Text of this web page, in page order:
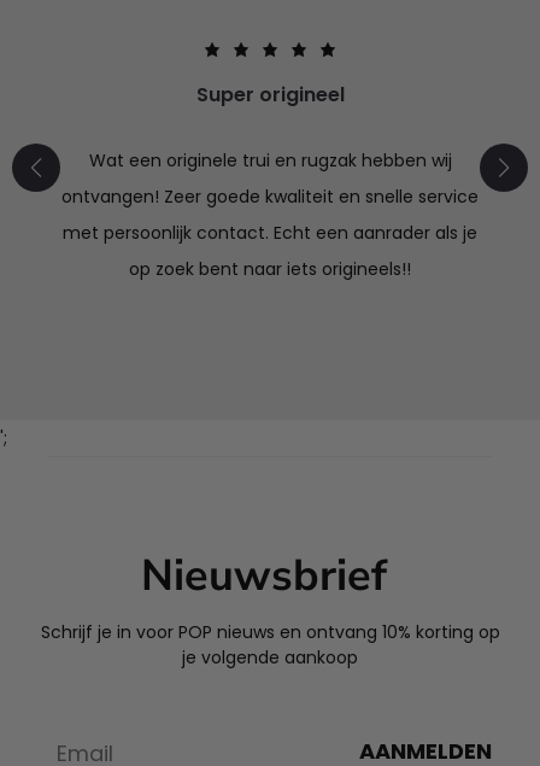
Super origineel
Wat een originele trui en rugzak hebben wij
ontvangen! Zeer goede kwaliteit en snelle service
met persoonlijk contact. Echt een aanrader als je
op zoek bent naar iets origineels!!
';
Nieuwsbrief
Schrijf je in voor POP nieuws en ontvang 10% korting op
je volgende aankoop
AANMELDEN